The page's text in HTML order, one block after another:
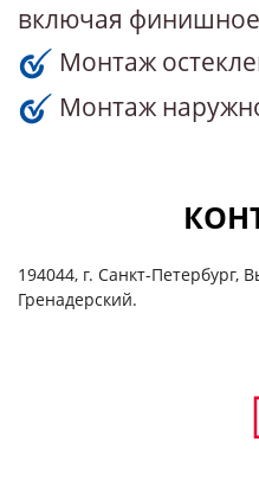
включая
Монтаж
Монтаж
194044, г. Санкт-Петербург,
Гренадерский.